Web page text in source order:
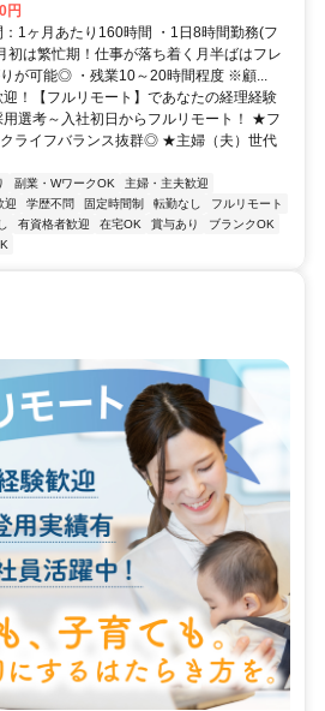
円
1ヶ月あたり160時間 ・1日8時間勤務(フ
は繁忙期！仕事が落ち着く月半ばはフレ
が可能◎ ・残業10～20時間程度 ※顧...
！【フルリモート】であなたの経理経験
選考～入社初日からフルリモート！ ★フ
ライフバランス抜群◎ ★主婦（夫）世代
副業・WワークOK
主婦・主夫歓迎
迎 学歴不問 固定時間制 転勤なし
フルリモート
有資格者歓迎 在宅OK 賞与あり
ブランクOK